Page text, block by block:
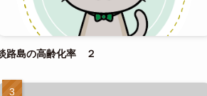
路島の高齢化率 ２